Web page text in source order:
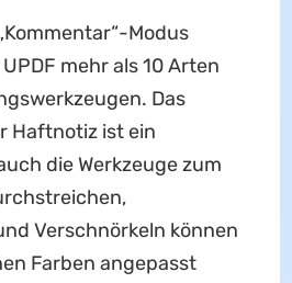
Modus
mehr als 10 Arten
Das
Haftnotiz ist ein
die Werkzeuge zum
Verschnörkeln können
Farben angepasst